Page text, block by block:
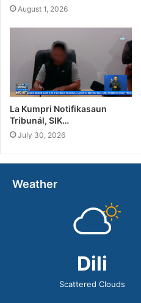
August 1, 2026
La Kumpri Notifikasaun
Tribunál, SIK…
July 30, 2026
Weather
Dili
Scattered Clouds